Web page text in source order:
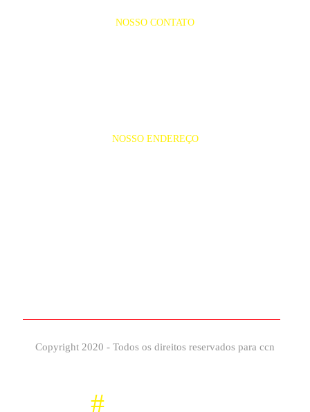
NOSSO CONTATO
NOSSO ENDEREÇO
Copyright 2020 - Todos os direitos reservados para ccn
#